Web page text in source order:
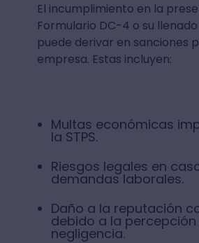
El incumplimiento en la
Formulario DC-4 o su
puede derivar en sanciones
empresa. Estas incluyen:
Multas económicas
la STPS.
Riesgos legales en
demandas laborales.
Daño a la reputación
debido a la percepción
negligencia.